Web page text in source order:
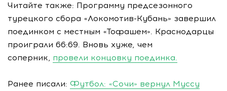
Читайте также: Программу предсезонного
турецкого сбора «Локомотив-Кубань» завершил
поединком с местным «Тофашем». Краснодарцы
проиграли 66:69. Вновь хуже, чем
соперник, провели концовку поединка.
Ранее писали: Футбол: «Сочи» вернул Муссу